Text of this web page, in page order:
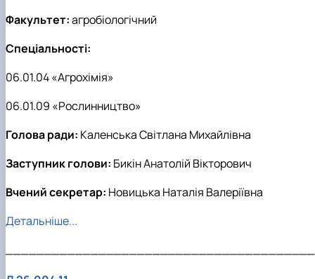
Факультет:агробіологічний
Спеціальності:
06.01.04 «Агрохімія»
06.01.09 «Рослинництво»
Голова ради: Каленська Світлана Михайлівна
Заступник голови: Бикін Анатолій Вікторович
Вчений секретар: Новицька Наталія Валеріївна
Детальніше...